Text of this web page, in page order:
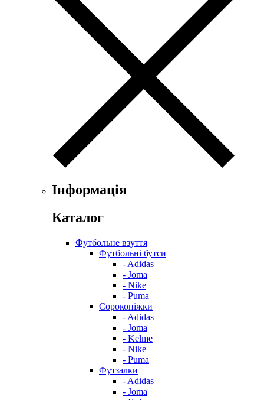
Інформація
Каталог
Футбольне взуття
Футбольні бутси
- Adidas
- Joma
- Nike
- Puma
Сороконіжки
- Adidas
- Joma
- Kelme
- Nike
- Puma
Футзалки
- Adidas
- Joma